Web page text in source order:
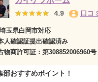
★★★★★
★★★★★ 4.9 口コ
埼玉県白岡市対応
人確認証提出確認済み
物商許可証： 第308852006960号
部おすすめポイント！